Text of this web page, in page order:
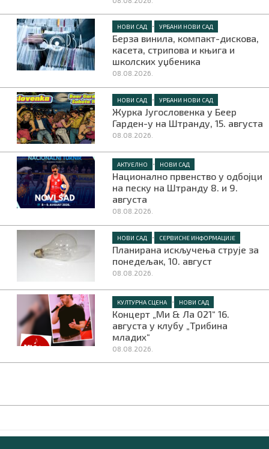
НОВИ САД • УРБАНИ НОВИ САД
Берза винила, компакт-дискова,
касета, стрипова и књига и
школских уџбеника
08.08.2026.
НОВИ САД • УРБАНИ НОВИ САД
Журка Југословенка у Беер
Гарден-у на Штранду, 15. августа
08.08.2026.
АКТУЕЛНО • НОВИ САД
Национално првенство у одбојци
на песку на Штранду 8. и 9.
августа
08.08.2026.
НОВИ САД • СЕРВИСНЕ ИНФОРМАЦИЈЕ
Планирана искључења струје за
понедељак, 10. август
08.08.2026.
КУЛТУРНА СЦЕНА • НОВИ САД
Концерт „Ми & Ла 021“ 16.
августа у клубу „Трибина
младих“
08.08.2026.